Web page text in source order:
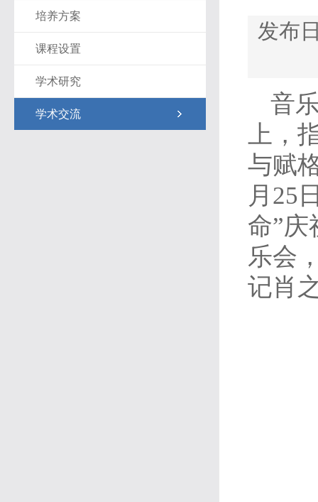
培养方案
课程设置
学术研究
学术交流
发布
音
上，
与赋
月25
命”
乐会
记肖